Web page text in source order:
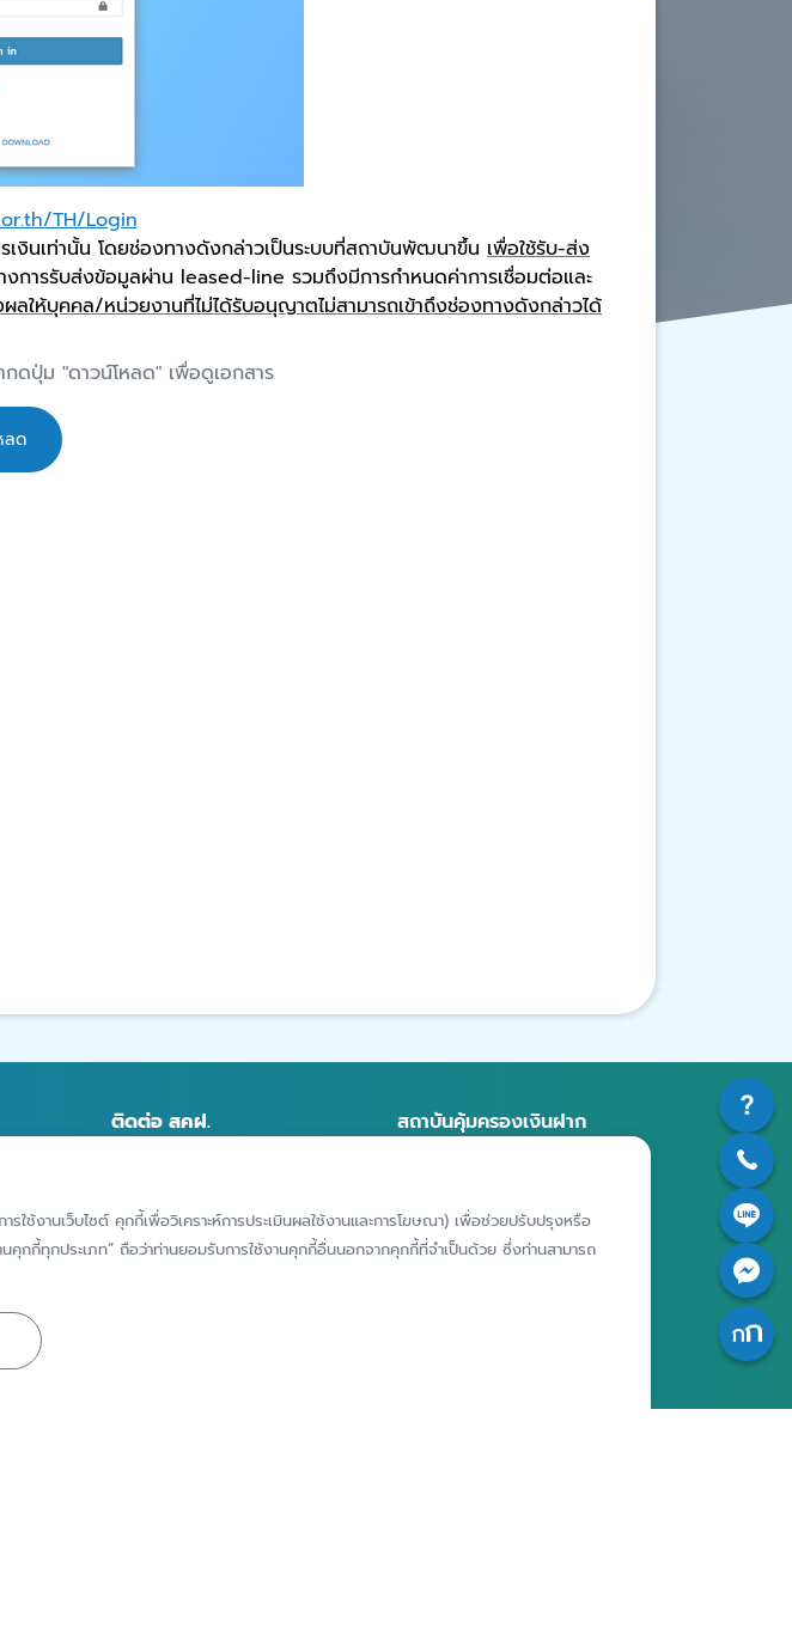
TH/Login
เงินเท่านั้น โดยช่องทางดังกล่าวเป็นระบบที่สถาบันพัฒนาขึ้น เพื่อใช้รับ-ส่ง
การรับส่งข้อมูลผ่าน leased-line รวมถึงมีการกำหนดค่าการเชื่อมต่อและ
ลให้บุคคล/หน่วยงานที่ไม่ได้รับอนุญาตไม่สามารถเข้าถึงช่องทางดังกล่าวได้
ดปุ่ม "ดาวน์โหลด" เพื่อดูเอกสาร
ลด
า
ติดต่อ สคฝ.
แจ้งเบาะแส/ร้องเรียนเฉพาะ
เรื่องทุจริตหรือการประพฤติ
มิชอบ
สถาบันคุ้มครองเงินฝาก
ถนนวิภาวดีรังสิต แขวงจอมพล เขต
จตุจักร กรุงเทพฯ 10900
ช้งานเว็บไซต์ คุกกี้เพื่อวิเคราะห์การประเมินผลใช้งานและการโฆษณา) เพื่อช่วยปรับปรุงหรือ
คุกกี้ทุกประเภท” ถือว่าท่านยอมรับการใช้งานคุกกี้อื่นนอกจากคุกกี้ที่จำเป็นด้วย ซึ่งท่านสามารถ